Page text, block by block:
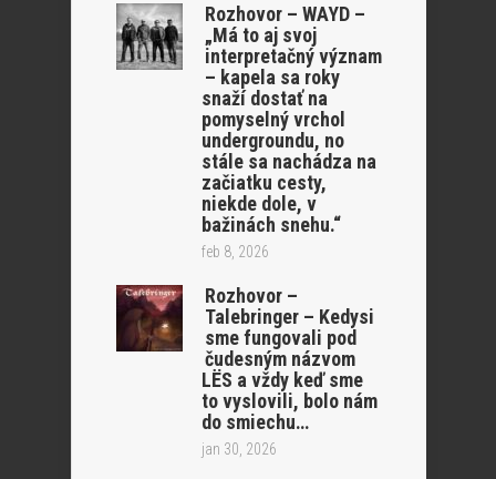
Rozhovor – WAYD –
„Má to aj svoj
interpretačný význam
– kapela sa roky
snaží dostať na
pomyselný vrchol
undergroundu, no
stále sa nachádza na
začiatku cesty,
niekde dole, v
bažinách snehu.“
feb 8, 2026
Rozhovor –
Talebringer – Kedysi
sme fungovali pod
čudesným názvom
LËS a vždy keď sme
to vyslovili, bolo nám
do smiechu…
jan 30, 2026